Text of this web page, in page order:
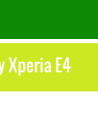
Xperia E4